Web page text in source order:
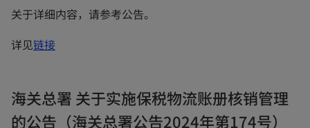
a
b
关于详细内容，请参考公告。
详见链接o
n
s
海关总署 关于实施保税物流账册核销管理
的公告（海关总署公告2024年第174号）